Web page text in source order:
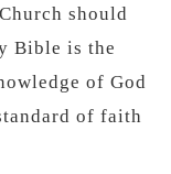
should
Bible is the
of God
of faith